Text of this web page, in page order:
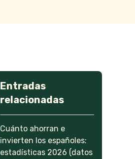
Entradas
relacionadas
Cuánto ahorran e
invierten los españoles:
estadísticas 2026 (datos